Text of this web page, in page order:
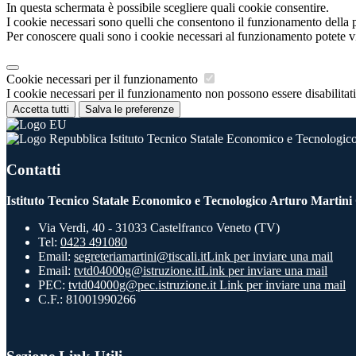
In questa schermata è possibile scegliere quali cookie consentire.
I cookie necessari sono quelli che consentono il funzionamento
Per conoscere quali sono i cookie necessari al funzionamento potete
Cookie necessari per il funzionamento
I cookie necessari per il funzionamento non possono essere
Accetta tutti Salva le preferenze
Istituto Tecnico Statale Economico e
Contatti
Istituto Tecnico Statale Economico e Tecnologico Arturo Martini
Via Verdi, 40 - 31033 Castelfranco Veneto (TV)
Tel: 0423 491080
Email: segreteriamartini@tiscali.itLink per inviare una mail
Email: tvtd04000g@istruzione.itLink per inviare una mail
PEC: tvtd04000g@pec.istruzione.it Link per inviare una mail
C.F.: 81001990266